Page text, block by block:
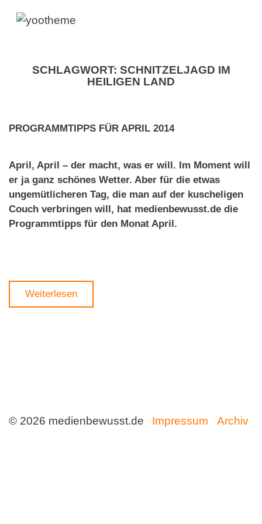
SCHLAGWORT: SCHNITZELJAGD IM
HEILIGEN LAND
PROGRAMMTIPPS FÜR APRIL 2014
April, April – der macht, was er will. Im Moment will
er ja ganz schönes Wetter. Aber für die etwas
ungemütlicheren Tag, die man auf der kuscheligen
Couch verbringen will, hat medienbewusst.de die
Programmtipps für den Monat April.
Weiterlesen
© 2026 medienbewusst.de Impressum Archiv